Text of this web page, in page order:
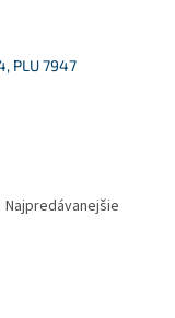
PLU 7947
Najpredávanejšie